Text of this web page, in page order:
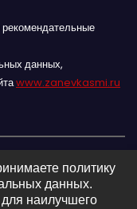
данных,
www.zanevkasmi.ru
политику
данных.
наилучшего